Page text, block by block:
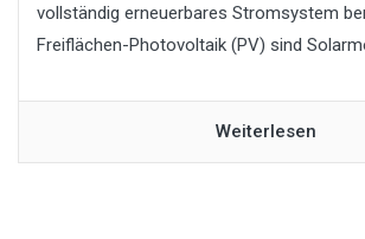
vollständig erneuerbares Stromsystem
Freiflächen-Photovoltaik (PV) sind
Weiterlesen